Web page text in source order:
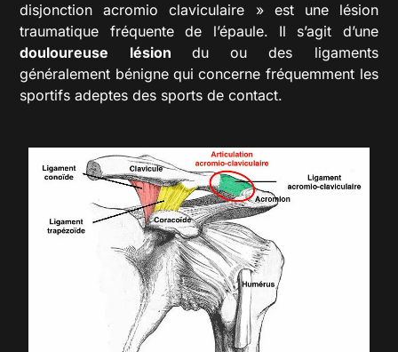
disjonction acromio claviculaire » est une lésion
traumatique fréquente de l’épaule. Il s’agit d’une
douloureuse lésion du ou des ligaments
généralement bénigne qui concerne fréquemment les
sportifs adeptes des sports de contact.